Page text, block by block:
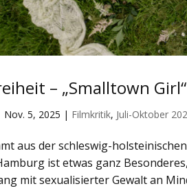
– „Smalltown
Nov. 5, 2025 | Filmkritik, Juli-Oktober
aus der schleswig-
ist etwas ganz
mit sexualisierter Gewalt an